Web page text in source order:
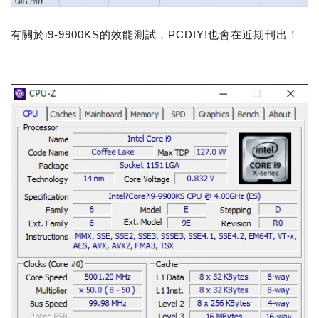
有關於i9-9900KS的效能測試，PCDIY!也會在近期刊出！